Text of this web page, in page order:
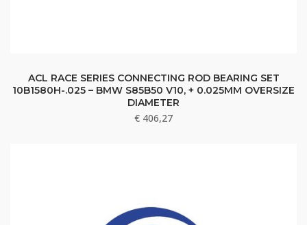
ACL RACE SERIES CONNECTING ROD BEARING SET
10B1580H-.025 – BMW S85B50 V10, + 0.025MM OVERSIZE
DIAMETER
€ 406,27